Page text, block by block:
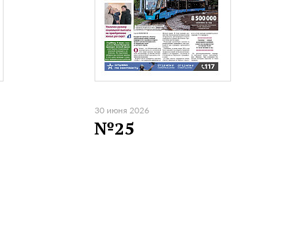
30 июня 2026
№25